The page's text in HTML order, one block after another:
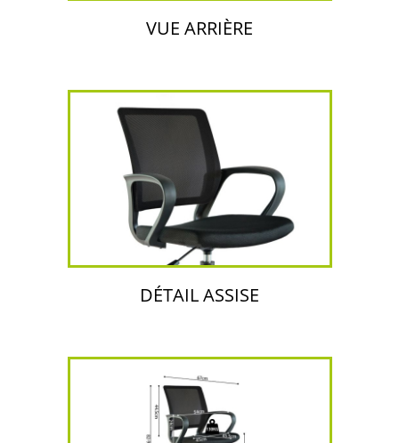
VUE ARRIÈRE
DÉTAIL ASSISE